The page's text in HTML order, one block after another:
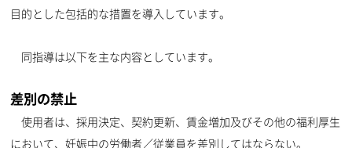
目的とした包括的な措置を導入しています。
同指導は以下を主な内容としています。
差別の禁止
使用者は、採用決定、契約更新、賃金増加及びその他の福利厚生
において、妊娠中の労働者／従業員を差別してはならない。